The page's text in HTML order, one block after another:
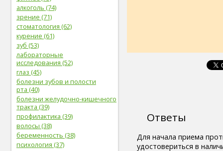
алкоголь (74)
зрение (71)
стоматология (62)
курение (61)
зуб (53)
лабораторные
исследования (52)
глаз (45)
болезни зубов и полости
рта (40)
болезни желудочно-кишечного
тракта (39)
профилактика (39)
волосы (38)
беременность (38)
психология (37)
Ответы
Для начала приема
удостовериться в